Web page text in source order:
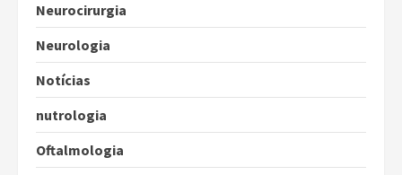
Neurocirurgia
Neurologia
Notícias
nutrologia
Oftalmologia